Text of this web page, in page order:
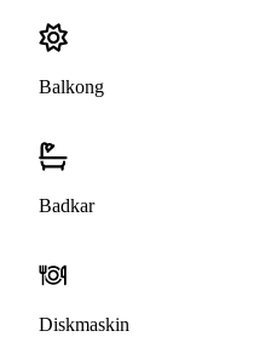
Balkong
Badkar
Diskmaskin